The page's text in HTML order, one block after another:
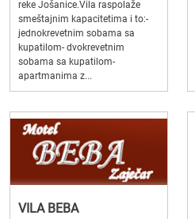
reke Jošanice.Vila raspolaže
smeštajnim kapacitetima i to:-
jednokrevetnim sobama sa
kupatilom- dvokrevetnim
sobama sa kupatilom-
apartmanima z...
VILA BEBA